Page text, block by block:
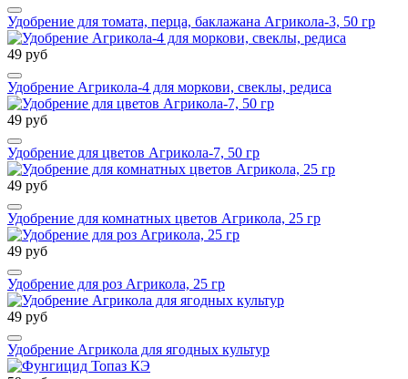
Удобрение для томата, перца, баклажана Агрикола-3, 50 гр
49 руб
Удобрение Агрикола-4 для моркови, свеклы, редиса
49 руб
Удобрение для цветов Агрикола-7, 50 гр
49 руб
Удобрение для комнатных цветов Агрикола, 25 гр
49 руб
Удобрение для роз Агрикола, 25 гр
49 руб
Удобрение Агрикола для ягодных культур